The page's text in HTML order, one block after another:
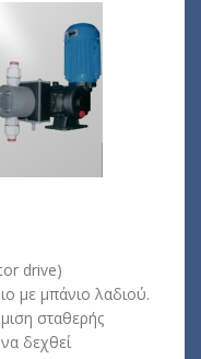
drive)
με μπάνιο λαδιού.
σταθερής
δεχθεί